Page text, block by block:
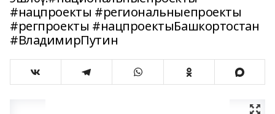
#нацпроекты #региональныепроекты
#регпроекты #нацпроектыБашкортостан
#ВладимирПутин